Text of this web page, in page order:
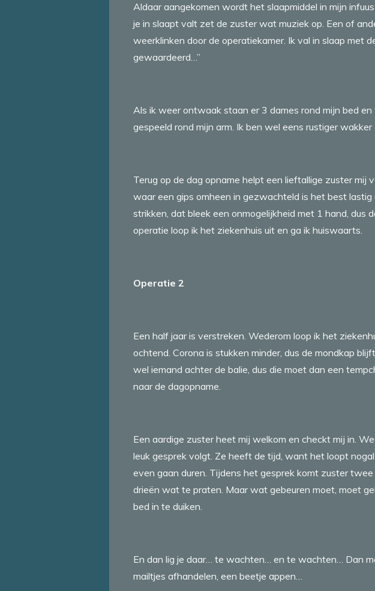
Aldaar aangekomen wordt het slaapmiddel in mijn
je in slaapt valt zet de zuster wat muziek op. Een of
weerklinken door de operatiekamer. Ik val in slaap met
gewaardeerd…”
Als ik weer ontwaak staan er 3 dames rond mijn bed
gespeeld rond mijn arm. Ik ben wel eens rustiger
Terug op de dag opname helpt een lieftallige zuster mij
waar een gips omheen in gezwachteld is het best
strikken, dat bleek een onmogelijkheid met 1 hand, dus
operatie loop ik het ziekenhuis uit en ga ik huiswaarts.
Operatie 2
Een half jaar is verstreken. Wederom loop ik het
ochtend. Corona is stukken minder, dus de mondkap
wel iemand achter de balie, dus die moet dan een
naar de dagopname.
Een aardige zuster heet mij welkom en checkt mij in.
leuk gesprek volgt. Ze heeft de tijd, want het loopt
even gaan duren. Tijdens het gesprek komt zuster
drieën wat te praten. Maar wat gebeuren moet, moet
bed in te duiken.
En dan lig je daar… te wachten… en te wachten… Dan
mailtjes afhandelen, een beetje appen…